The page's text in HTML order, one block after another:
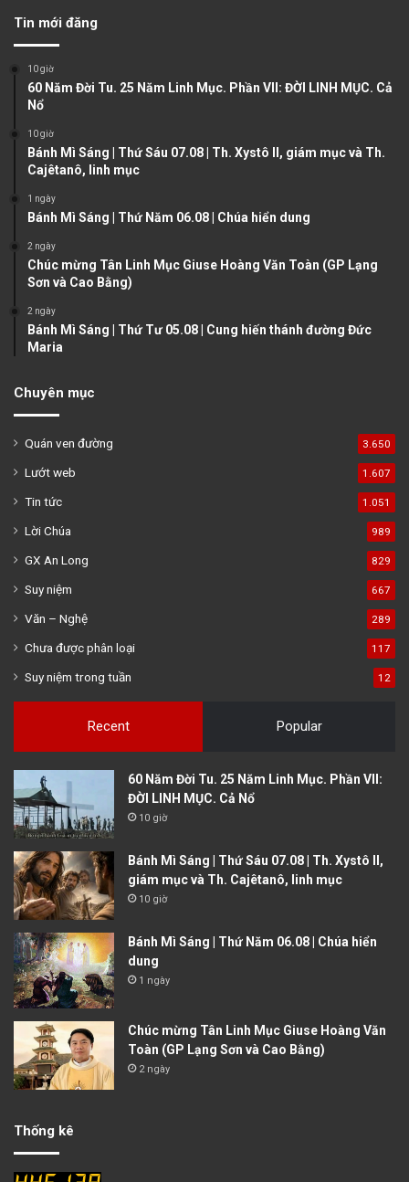
u
e
g
Tin mới đăng
10 giờ
60 Năm Đời Tu. 25 Năm Linh Mục. Phần VII: ĐỜI LINH MỤC. Cả
Nổ
10 giờ
Bánh Mì Sáng | Thứ Sáu 07.08 | Th. Xystô II, giám mục và Th.
Cajêtanô, linh mục
1 ngày
Bánh Mì Sáng | Thứ Năm 06.08 | Chúa hiển dung
2 ngày
Chúc mừng Tân Linh Mục Giuse Hoàng Văn Toàn (GP Lạng
Sơn và Cao Bằng)
2 ngày
Bánh Mì Sáng | Thứ Tư 05.08 | Cung hiến thánh đường Đức
Maria
Chuyên mục
Quán ven đường 3.650
Lướt web 1.607
Tin tức 1.051
Lời Chúa 989
GX An Long 829
Suy niệm 667
Văn – Nghệ 289
Chưa được phân loại 117
Suy niệm trong tuần 12
Recent Popular
60 Năm Đời Tu. 25 Năm Linh Mục. Phần VII:
ĐỜI LINH MỤC. Cả Nổ
10 giờ
Bánh Mì Sáng | Thứ Sáu 07.08 | Th. Xystô II,
giám mục và Th. Cajêtanô, linh mục
10 giờ
Bánh Mì Sáng | Thứ Năm 06.08 | Chúa hiển
dung
1 ngày
Chúc mừng Tân Linh Mục Giuse Hoàng Văn
Toàn (GP Lạng Sơn và Cao Bằng)
2 ngày
Thống kê